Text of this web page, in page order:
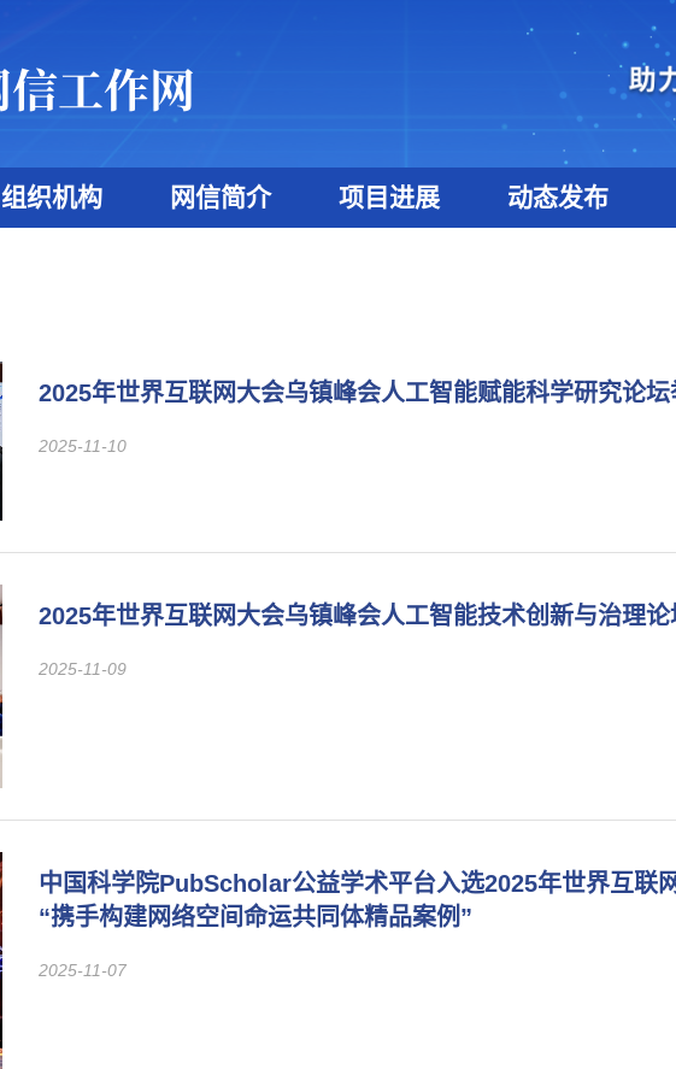
组织机构 网信简介 项目进展 动态发布
2025年世界互联网大会乌镇峰会人工智能赋能科学研究论坛
2025-11-10
2025年世界互联网大会乌镇峰会人工智能技术创新与治理论
2025-11-09
中国科学院PubScholar公益学术平台入选2025年世界互联
“携手构建网络空间命运共同体精品案例”
2025-11-07